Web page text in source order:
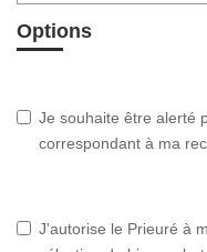
Options
Je souhaite être alerté
correspondant à ma
J'autorise le Prieuré à